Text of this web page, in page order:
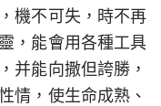
機不可失，時不再
，能會用各種工具
并能向撒但誇勝，
情，使生命成熟、